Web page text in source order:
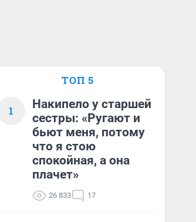
ТОП 5
1
Накипело у старшей
сестры: «Ругают и
бьют меня, потому
что я стою
спокойная, а она
плачет»
26 833 17